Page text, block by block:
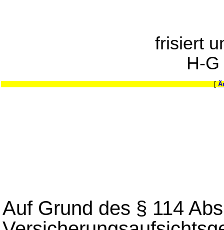
frisiert
H-
[
Auf Grund des § 114